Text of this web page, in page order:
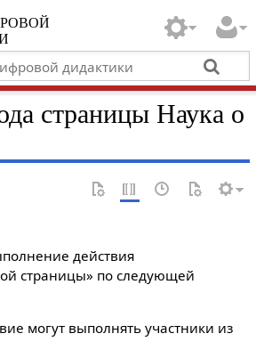
страницы Наука о
действия
страницы» по следующей
могут выполнять участники из